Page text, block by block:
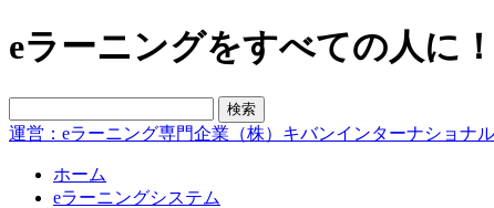
eラーニングをすべての人に
運営：eラーニング専門企業（株）キバンインターナショナル
ホーム
eラーニングシステム